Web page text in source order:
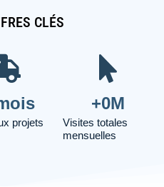
CLÉS
projets
Visites totales
mensuelles
+0M